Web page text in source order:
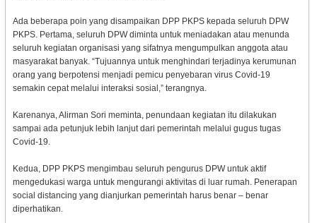
Ada beberapa poin yang disampaikan DPP PKPS kepada seluruh DPW
PKPS. Pertama, seluruh DPW diminta untuk meniadakan atau menunda
seluruh kegiatan organisasi yang sifatnya mengumpulkan anggota atau
masyarakat banyak. “Tujuannya untuk menghindari terjadinya kerumunan
orang yang berpotensi menjadi pemicu penyebaran virus Covid-19
semakin cepat melalui interaksi sosial,” terangnya.
Karenanya, Alirman Sori meminta, penundaan kegiatan itu dilakukan
sampai ada petunjuk lebih lanjut dari pemerintah melalui gugus tugas
Covid-19.
Kedua, DPP PKPS mengimbau seluruh pengurus DPW untuk aktif
mengedukasi warga untuk mengurangi aktivitas di luar rumah. Penerapan
social distancing yang dianjurkan pemerintah harus benar – benar
diperhatikan.